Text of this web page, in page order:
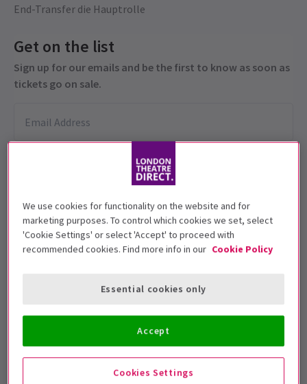
End-Transfer die Hauptrolle
Get on the list
Sign up for our emails and be the first to know as soon as
tickets go on sale.
Diese Produktion wird für 11+ Jahre
Vorstellungsdatum
Laufzeit: 2hrs 40mins
We use cookies for functionality on the website and for
marketing purposes. To control which cookies we set, select
'Cookie Settings' or select 'Accept' to proceed with
recommended cookies. Find more info in our Cookie Policy
Cookies Settings
Essential cookies only
Accept